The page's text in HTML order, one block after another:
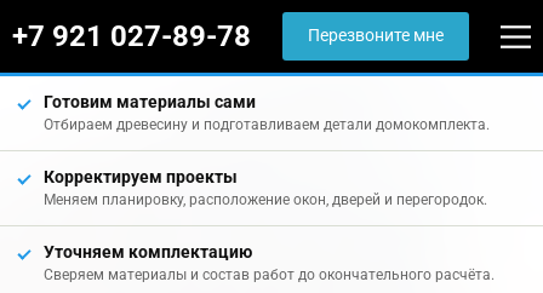
+7 921 027-89-78 Перезвоните мне
Готовим материалы сами
Отбираем древесину и подготавливаем детали домокомплекта.
Корректируем проекты
Меняем планировку, расположение окон, дверей и перегородок.
Уточняем комплектацию
Сверяем материалы и состав работ до окончательного расчёта.